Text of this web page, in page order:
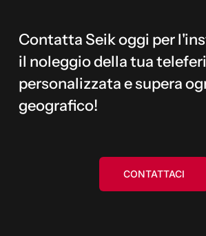
Contatta Seik oggi per
il noleggio della tua
personalizzata e supera
geografico!
CONTATTACI